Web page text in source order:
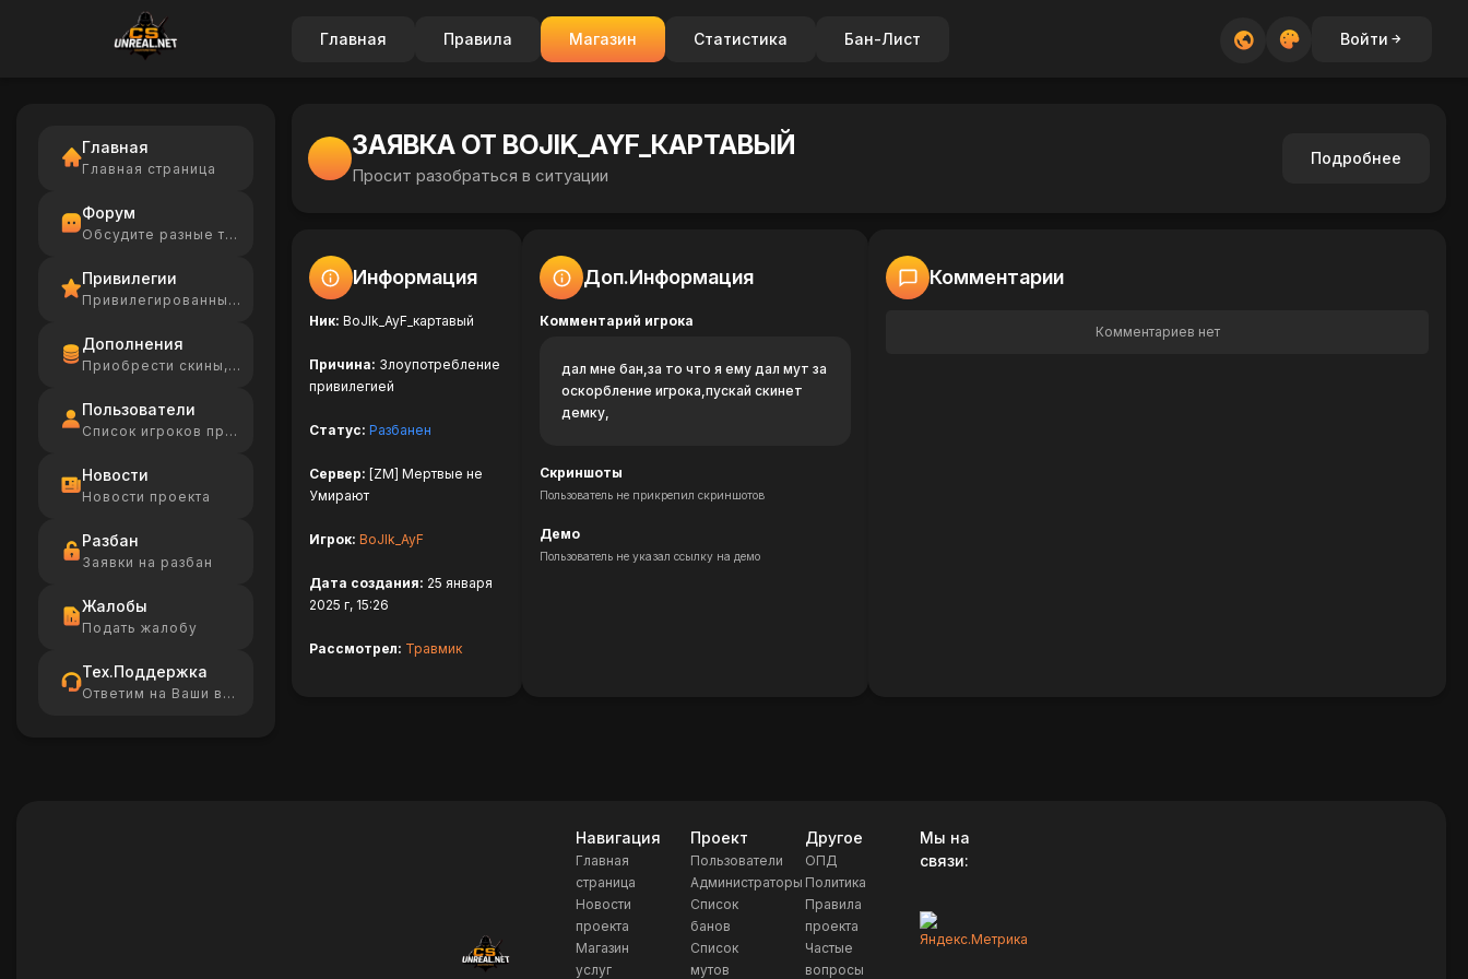
Главная Правила Магазин Статистика Бан-Лист Войти
Главная
Главная страница
Форум
Обсудите разные темы
Привилегии
Привилегированные игроки
Дополнения
Приобрести скины, Ammo
Пользователи
Список игроков проекта
Новости
Новости проекта
Разбан
Заявки на разбан
Жалобы
Подать жалобу
Тех.Поддержка
Ответим на Ваши вопросы
ЗАЯВКА ОТ BOJIK_AYF_КАРТАВЫЙ
Просит разобраться в ситуации
Подробнее
Информация
Ник: BoJIk_AyF_картавый
Причина: Злоупотребление
привилегией
Статус: Разбанен
Сервер: [ZM] Мертвые не
Умирают
Игрок: BoJIk_AyF
Дата создания: 25 января
2025 г, 15:26
Рассмотрел: Травмик
Доп.Информация
Комментарий игрока
дал мне бан,за то что я ему дал мут за
оскорбление игрока,пускай скинет
демку,
Скриншоты
Пользователь не прикрепил скриншотов
Демо
Пользователь не указал ссылку на демо
Комментарии
Комментариев нет
Навигация
Главная
страница
Новости
проекта
Магазин
услуг
Проект
Пользователи
Администраторы
Список
банов
Список
мутов
Другое
ОПД
Политика
Правила
проекта
Частые
вопросы
Мы на
связи: